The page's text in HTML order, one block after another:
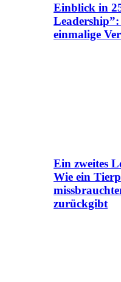
Einblick in
einmalige
Ein zweites
Wie ein
zurückgibt